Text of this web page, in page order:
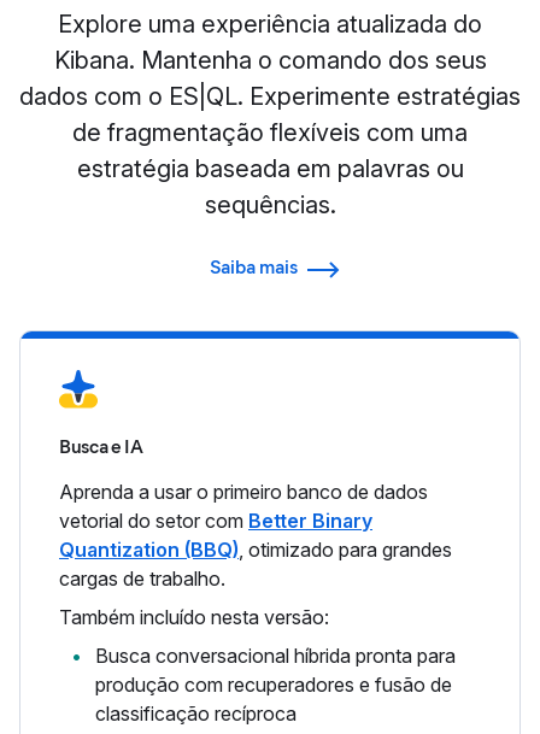
Explore uma experiência atualizada do
Kibana. Mantenha o comando dos seus
dados com o ES|QL. Experimente estratégias
de fragmentação flexíveis com uma
estratégia baseada em palavras ou
sequências.
Saiba mais
Busca e IA
Aprenda a usar o primeiro banco de dados
vetorial do setor com Better Binary
Quantization (BBQ), otimizado para grandes
cargas de trabalho.
Também incluído nesta versão:
Busca conversacional híbrida pronta para
produção com recuperadores e fusão de
classificação recíproca